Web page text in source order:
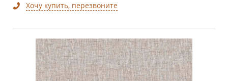
Хочу купить, перезвоните